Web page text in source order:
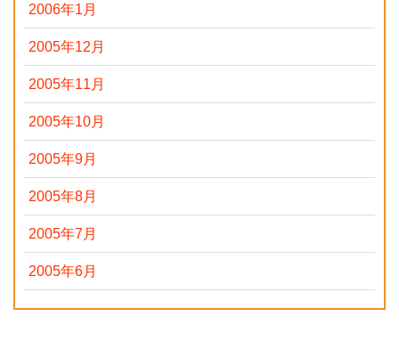
2006年1月
2005年12月
2005年11月
2005年10月
2005年9月
2005年8月
2005年7月
2005年6月